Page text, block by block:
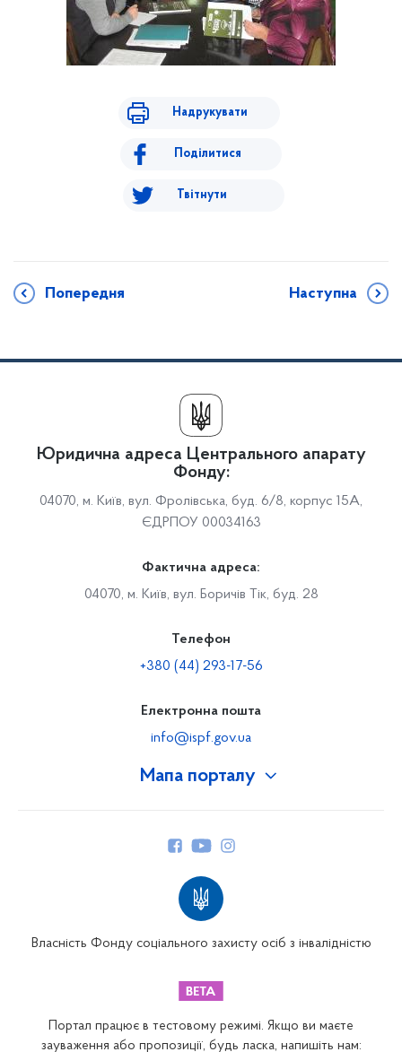
Надрукувати
Поділитися
Твітнути
Попередня Наступна
Мапа порталу
Закарпатське відділення
Юридична адреса Центрального апарату
Фонду:
04070, м. Київ, вул. Фролівська, буд. 6/8, корпус 15А,
ЄДРПОУ 00034163
Фактична адреса:
04070, м. Київ, вул. Боричів Тік, буд. 28
Телефон
+380 (44) 293-17-56
Електронна пошта
info@ispf.gov.ua
Власність Фонду соціального захисту осіб з інвалідністю
Портал працює в тестовому режимі. Якщо ви маєте
зауваження або пропозиції, будь ласка, напишіть нам: